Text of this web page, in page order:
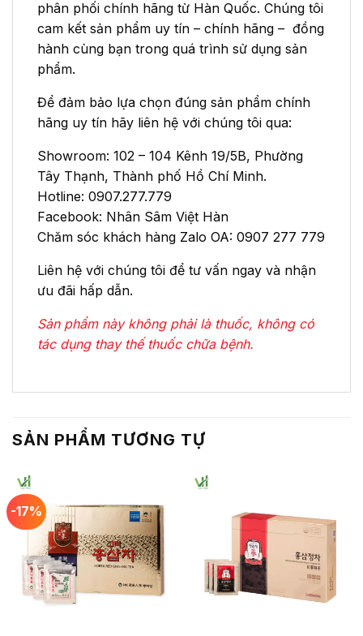
phân phối chính hãng từ Hàn Quốc. Chúng tôi
cam kết sản phẩm uy tín – chính hãng – đồng
hành cùng bạn trong quá trình sử dụng sản
phẩm.
Để đảm bảo lựa chọn đúng sản phẩm chính
hãng uy tín hãy liên hệ với chúng tôi qua:
Showroom: 102 – 104 Kênh 19/5B, Phường
Tây Thạnh, Thành phố Hồ Chí Minh.
Hotline: 0907.277.779
Facebook: Nhân Sâm Việt Hàn
Chăm sóc khách hàng Zalo OA: 0907 277 779
Liên hệ với chúng tôi để tư vấn ngay và nhận
ưu đãi hấp dẫn.
Sản phẩm này không phải là thuốc, không có
tác dụng thay thế thuốc chữa bệnh.
SẢN PHẨM TƯƠNG TỰ
-17%